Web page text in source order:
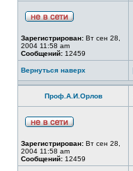
Зарегистрирован: Вт сен 28,
2004 11:58 am
Сообщений: 12459
Вернуться наверх
Проф.А.И.Орлов
Зарегистрирован: Вт сен 28,
2004 11:58 am
Сообщений: 12459